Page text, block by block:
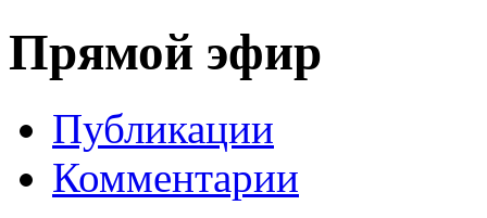
Прямой эфир
Публикации
Комментарии